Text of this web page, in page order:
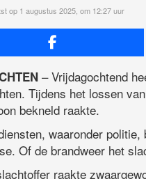
op 1 augustus 2025, om 12:27 uur
– Vrijdagochtend
Tijdens het lossen
bekneld raakte.
waaronder
Of de brandweer het
raakte